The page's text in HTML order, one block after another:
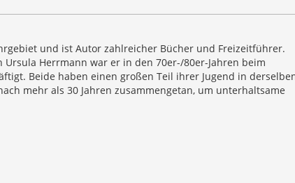
und ist Autor zahlreicher Bücher und Freizeitführer.
Ursula Herrmann war er in den 70er-/80er-Jahren beim
Beide haben einen großen Teil ihrer Jugend in
mehr als 30 Jahren zusammengetan, um unterhaltsame